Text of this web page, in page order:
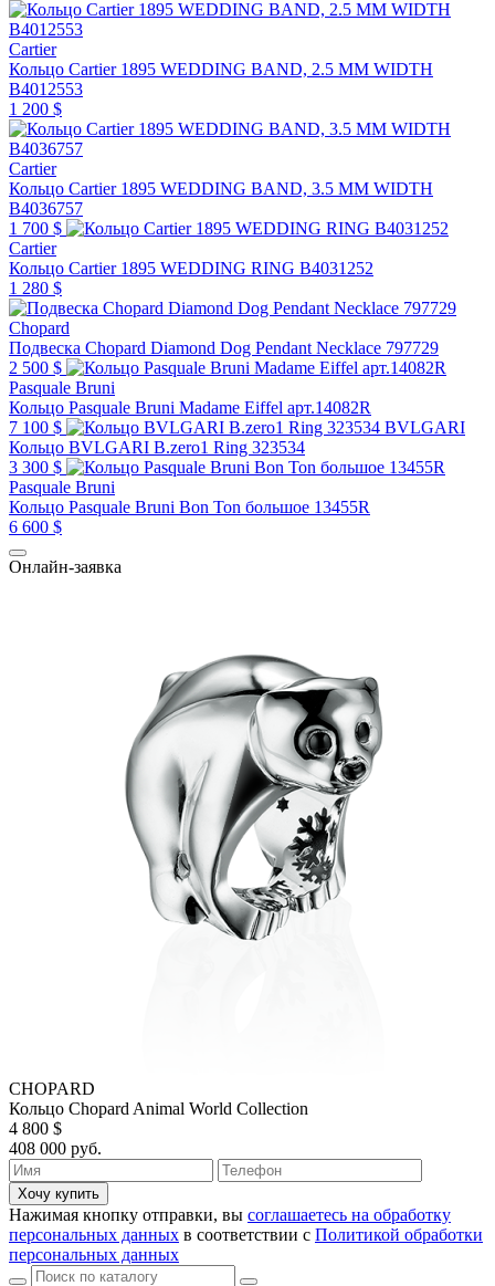
Cartier
Кольцо Cartier 1895 WEDDING BAND, 2.5 MM WIDTH
B4012553
1 200 $
Cartier
Кольцо Cartier 1895 WEDDING BAND, 3.5 MM WIDTH
B4036757
1 700 $
Cartier
Кольцо Cartier 1895 WEDDING RING B4031252
1 280 $
Chopard
Подвеска Chopard Diamond Dog Pendant Necklace 797729
2 500 $
Pasquale Bruni
Кольцо Pasquale Bruni Madame Eiffel арт.14082R
7 100 $
BVLGARI
Кольцо BVLGARI B.zero1 Ring 323534
3 300 $
Pasquale Bruni
Кольцо Pasquale Bruni Bon Ton большое 13455R
6 600 $
Онлайн-заявка
CHOPARD
Кольцо Chopard Animal World Collection
4 800 $
408 000 руб.
Хочу купить
Нажимая кнопку отправки, вы соглашаетесь на обработку
персональных данных в соответствии с Политикой обработки
персональных данных